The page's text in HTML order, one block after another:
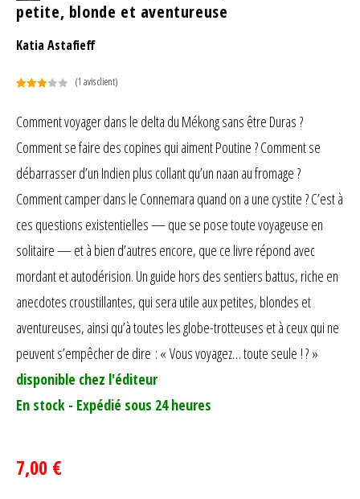
petite, blonde et aventureuse
Katia Astafieff
sur 5
basé
notation
(1 avis client)
Comment voyager dans le delta du Mékong sans être Duras ?
Comment se faire des copines qui aiment Poutine ? Comment se
débarrasser d’un Indien plus collant qu’un naan au fromage ?
Comment camper dans le Connemara quand on a une cystite ? C’est à
ces questions existentielles — que se pose toute voyageuse en
solitaire — et à bien d’autres encore, que ce livre répond avec
mordant et autodérision. Un guide hors des sentiers battus, riche en
anecdotes croustillantes, qui sera utile aux petites, blondes et
aventureuses, ainsi qu’à toutes les globe-trotteuses et à ceux qui ne
peuvent s’empêcher de dire : « Vous voyagez… toute seule ! ? »
disponible chez l'éditeur
En stock - Expédié sous 24 heures
7,00 €